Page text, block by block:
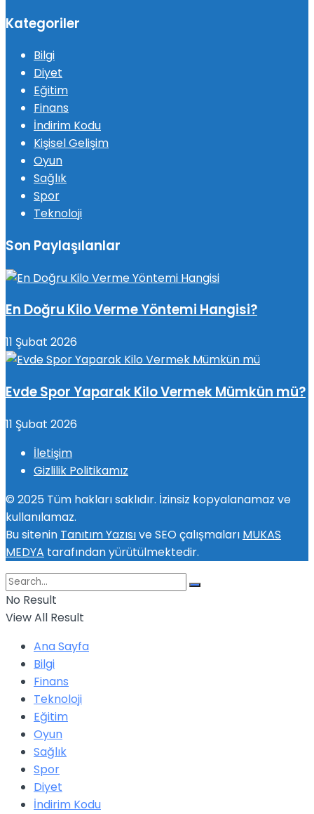
Kategoriler
Bilgi
Diyet
Eğitim
Finans
İndirim Kodu
Kişisel Gelişim
Oyun
Sağlık
Spor
Teknoloji
Son Paylaşılanlar
En Doğru Kilo Verme Yöntemi Hangisi?
11 Şubat 2026
Evde Spor Yaparak Kilo Vermek Mümkün mü?
11 Şubat 2026
İletişim
Gizlilik Politikamız
© 2025 Tüm hakları saklıdır. İzinsiz kopyalanamaz ve
kullanılamaz.
Bu sitenin Tanıtım Yazısıve SEO çalışmaları MUKAS
MEDYA tarafından yürütülmektedir.
No Result
View All Result
Ana Sayfa
Bilgi
Finans
Teknoloji
Eğitim
Oyun
Sağlık
Spor
Diyet
İndirim Kodu